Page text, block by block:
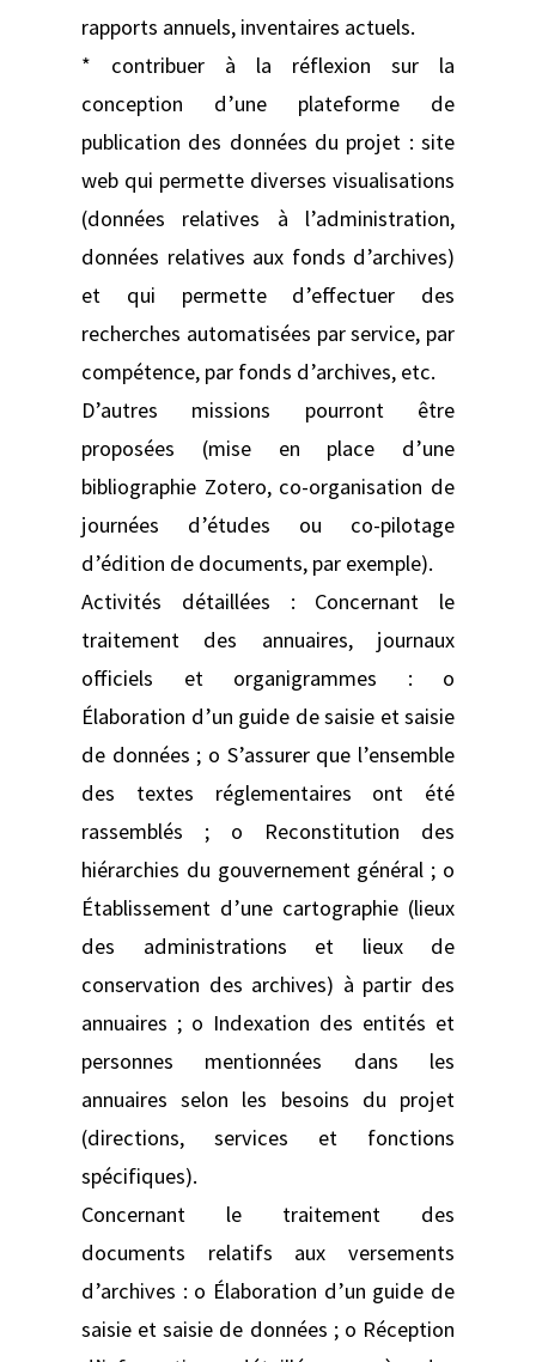
rapports annuels, inventaires actuels.
* contribuer à la réflexion sur la
conception d’une plateforme de
publication des données du projet : site
web qui permette diverses visualisations
(données relatives à l’administration,
données relatives aux fonds d’archives)
et qui permette d’effectuer des
recherches automatisées par service, par
compétence, par fonds d’archives, etc.
D’autres missions pourront être
proposées (mise en place d’une
bibliographie Zotero, co-organisation de
journées d’études ou co-pilotage
d’édition de documents, par exemple).
Activités détaillées : Concernant le
traitement des annuaires, journaux
officiels et organigrammes : o
Élaboration d’un guide de saisie et saisie
de données ; o S’assurer que l’ensemble
des textes réglementaires ont été
rassemblés ; o Reconstitution des
hiérarchies du gouvernement général ; o
Établissement d’une cartographie (lieux
des administrations et lieux de
conservation des archives) à partir des
annuaires ; o Indexation des entités et
personnes mentionnées dans les
annuaires selon les besoins du projet
(directions, services et fonctions
spécifiques).
Concernant le traitement des
documents relatifs aux versements
d’archives : o Élaboration d’un guide de
saisie et saisie de données ; o Réception